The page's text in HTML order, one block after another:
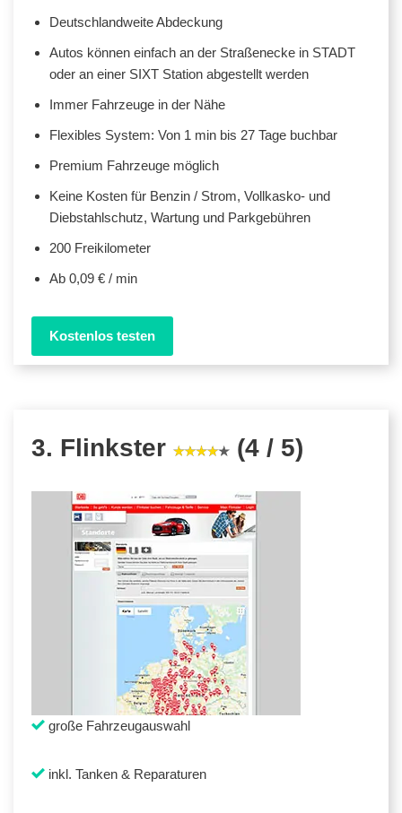
Deutschlandweite Abdeckung
Autos können einfach an der Straßenecke in STADT
oder an einer SIXT Station abgestellt werden
Immer Fahrzeuge in der Nähe
Flexibles System: Von 1 min bis 27 Tage buchbar
Premium Fahrzeuge möglich
Keine Kosten für Benzin / Strom, Vollkasko- und
Diebstahlschutz, Wartung und Parkgebühren
200 Freikilometer
Ab 0,09 € / min
Kostenlos testen
3. Flinkster (4 / 5)
große Fahrzeugauswahl
inkl. Tanken & Reparaturen